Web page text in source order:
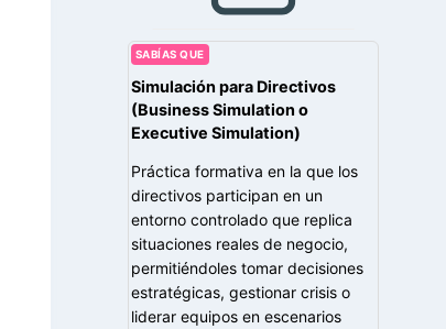
SABÍAS QUE
Simulación para Directivos
(Business Simulation o
Executive Simulation)
Práctica formativa en la que los
directivos participan en un
entorno controlado que replica
situaciones reales de negocio,
permitiéndoles tomar decisiones
estratégicas, gestionar crisis o
liderar equipos en escenarios